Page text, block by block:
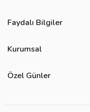
Faydalı Bilgiler
Site Haritası
Görsel Kontrol Süreci
Kurumsal
Özel Günler